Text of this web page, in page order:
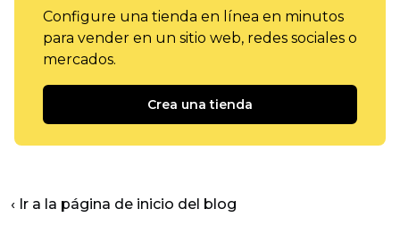
Configure una tienda en línea en minutos
para vender en un sitio web, redes sociales o
mercados.
Crea una tienda
‹ Ir a la página de inicio del blog